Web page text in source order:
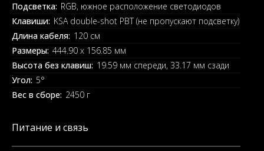
Подсветка: RGB, южное расположение светодиодов
Клавиши: KSA double-shot PBT (не пропускают подсветку)
Длина кабеля: 120 см
Размеры: 444.90 x 156.85 мм
Высота без клавиш: 19.59 мм спереди, 33.17 мм сзади
Угол: 5°
Вес в сборе: 2450 г
Питание и связь